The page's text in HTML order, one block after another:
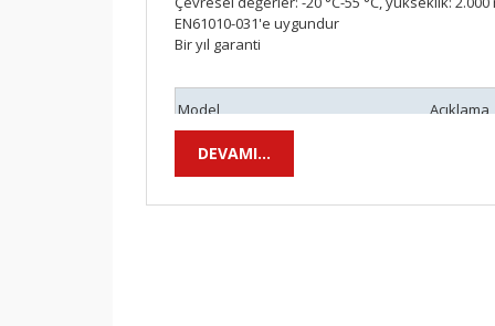
EN61010-031'e uygundur
Bir yıl garanti
Model Açıklama
TL175
DEVAMI...